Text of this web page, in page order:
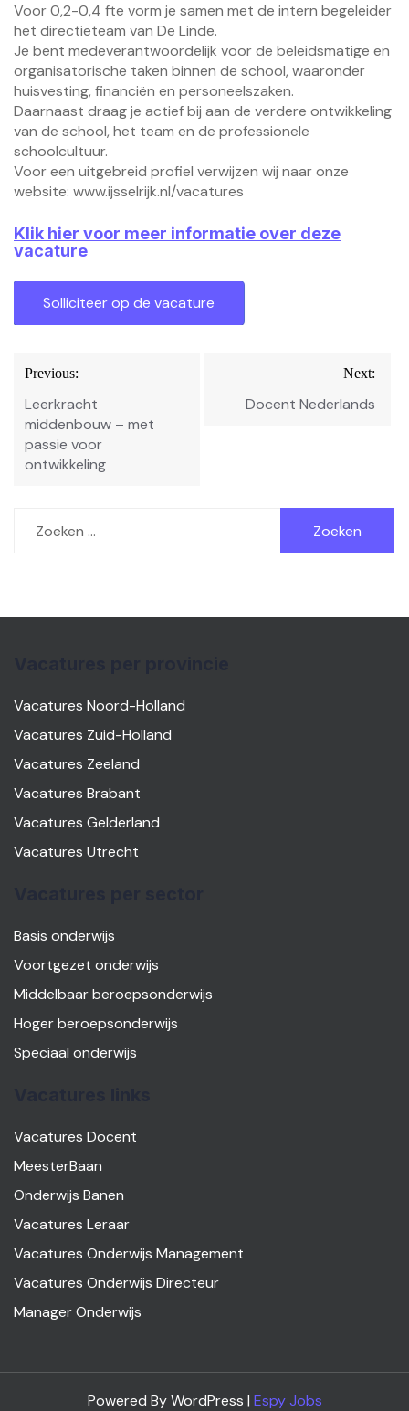
Voor 0,2-0,4 fte vorm je samen met de intern begeleider
het directieteam van De Linde.
Je bent medeverantwoordelijk voor de beleidsmatige en
organisatorische taken binnen de school, waaronder
huisvesting, financiën en personeelszaken.
Daarnaast draag je actief bij aan de verdere ontwikkeling
van de school, het team en de professionele
schoolcultuur.
Voor een uitgebreid profiel verwijzen wij naar onze
website: www.ijsselrijk.nl/vacatures
Klik hier voor meer informatie over deze
vacature
Bericht
navigatie
Previous:
Leerkracht
middenbouw – met
passie voor
ontwikkeling
Next:
Docent Nederlands
naar:
Vacatures Noord-Holland
Vacatures Zuid-Holland
Vacatures Zeeland
Vacatures Brabant
Vacatures Gelderland
Vacatures Utrecht
Basis onderwijs
Voortgezet onderwijs
Middelbaar beroepsonderwijs
Hoger beroepsonderwijs
Speciaal onderwijs
Vacatures Docent
MeesterBaan
Onderwijs Banen
Vacatures Leraar
Vacatures Onderwijs Management
Vacatures Onderwijs Directeur
Manager Onderwijs
Powered By WordPress | Espy Jobs